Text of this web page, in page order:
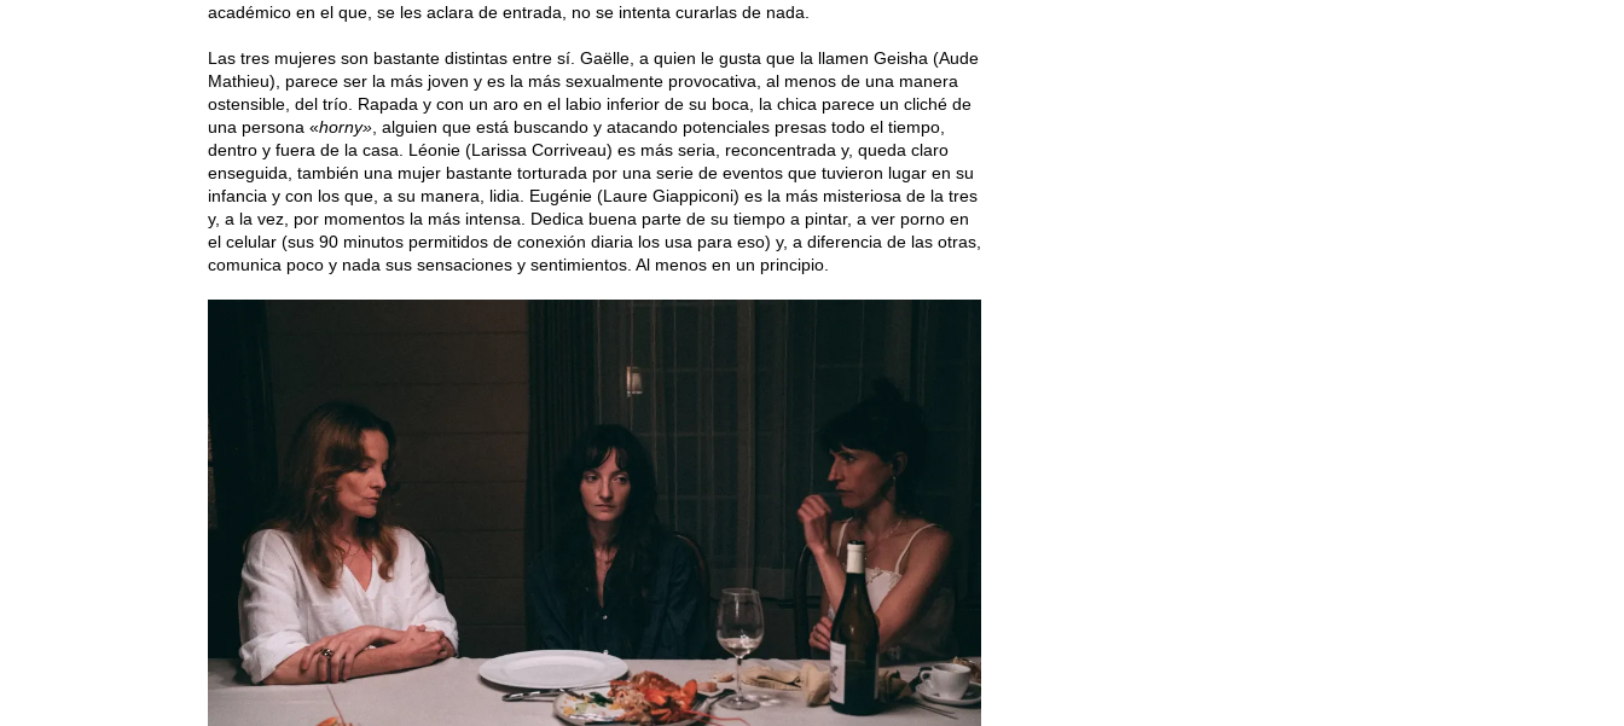
académico en el que, se les aclara de entrada, no se intenta curarlas de nada.
Las tres mujeres son bastante distintas entre sí. Gaëlle, a quien le gusta que la llamen Geisha (Aude
Mathieu), parece ser la más joven y es la más sexualmente provocativa, al menos de una manera
ostensible, del trío. Rapada y con un aro en el labio inferior de su boca, la chica parece un cliché de
una persona «horny» , alguien que está buscando y atacando potenciales presas todo el tiempo,
dentro y fuera de la casa. Léonie (Larissa Corriveau) es más seria, reconcentrada y, queda claro
enseguida, también una mujer bastante torturada por una serie de eventos que tuvieron lugar en su
infancia y con los que, a su manera, lidia. Eugénie (Laure Giappiconi) es la más misteriosa de la tres
y, a la vez, por momentos la más intensa. Dedica buena parte de su tiempo a pintar, a ver porno en
el celular (sus 90 minutos permitidos de conexión diaria los usa para eso) y, a diferencia de las otras,
comunica poco y nada sus sensaciones y sentimientos. Al menos en un principio.